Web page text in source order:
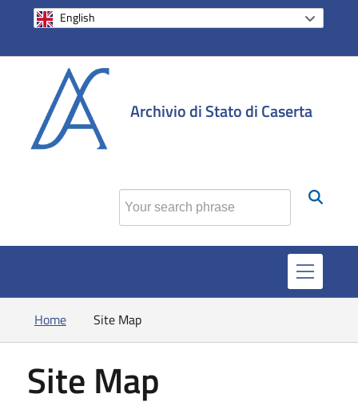
English
Archivio di Stato di Caserta
Find
Home Site Map
Site Map